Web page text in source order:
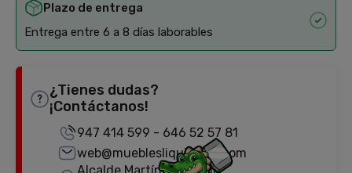
Plazo de entrega
Entrega entre 6 a 8 días laborables
¿Tienes dudas?
¡Contáctanos!
947 414 599 - 646 52 57 81
web@mueblesliquidator.com